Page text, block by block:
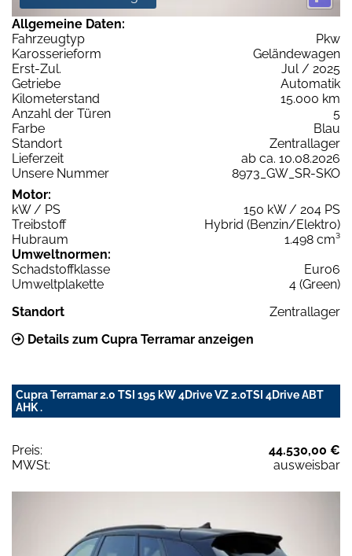
Allgemeine Daten:
Fahrzeugtyp
Pkw
Karosserieform
Geländewagen
Erst-Zul.
Jul / 2025
Getriebe
Automatik
Kilometerstand
15.000 km
Anzahl der Türen
5
Farbe
Blau
Standort
Zentrallager
Lieferzeit
ab ca. 10.08.2026
Unsere Nummer
8973_GW_SR-SKO
Motor:
kW / PS
150 kW / 204 PS
Treibstoff
Hybrid (Benzin/Elektro)
Hubraum
1.498 cm³
Umweltnormen:
Schadstoffklasse
Euro6
Umweltplakette
4 (Green)
Standort
Zentrallager
Details zum Cupra Terramar anzeigen
Cupra Terramar 2.0 TSI 195 kW 4Drive VZ 2.0TSI 4Drive ABT
AHK .
Preis:
44.530,00 €
MWSt:
ausweisbar